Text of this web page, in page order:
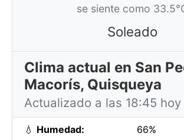
se siente como
Soleado
Clima actual en San
Macorís, Quisqueya
Actualizado a las 18:45 hoy
💧 Humedad: 66%